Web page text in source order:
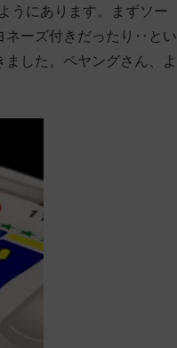
うにあります。まずソー
ネーズ付きだったり‥とい
した。ペヤングさん、よ